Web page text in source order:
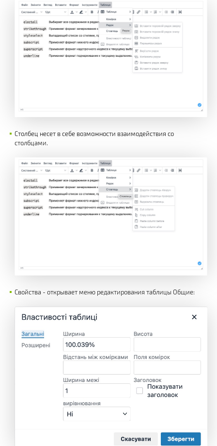
Столбец несет в себе возможности взаимодействия со
столбцами.
Свойства - открывает меню редактирования таблицы Общие: